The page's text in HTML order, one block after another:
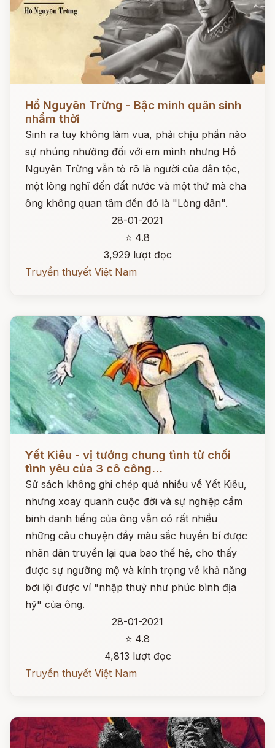
Đọc ngay
Hồ Nguyên Trừng - Bậc minh quân sinh
nhầm thời
Sinh ra tuy không làm vua, phải chịu phần nào
sự nhúng nhường đối với em mình nhưng Hồ
Nguyên Trừng vẫn tỏ rõ là người của dân tộc,
một lòng nghĩ đến đất nước và một thứ mà cha
ông không quan tâm đến đó là "Lòng dân".
28-01-2021
⭐ 4.8
3,929 lượt đọc
Truyền thuyết Việt Nam
Đọc ngay
Yết Kiêu - vị tướng chung tình từ chối
tình yêu của 3 cô công...
Sử sách không ghi chép quá nhiều về Yết Kiêu,
nhưng xoay quanh cuộc đời và sự nghiệp cầm
binh danh tiếng của ông vẫn có rất nhiều
những câu chuyện đầy màu sắc huyền bí được
nhân dân truyền lại qua bao thế hệ, cho thấy
được sự ngưỡng mộ và kính trọng về khả năng
bơi lội được ví "nhập thuỷ như phúc bình địa
hỹ" của ông.
28-01-2021
⭐ 4.8
4,813 lượt đọc
Truyền thuyết Việt Nam